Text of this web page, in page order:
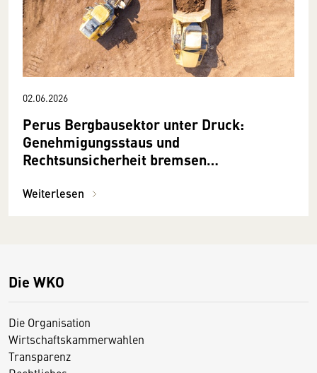
02.06.2026
Perus Bergbausektor unter Druck:
Genehmigungsstaus und
Rechtsunsicherheit bremsen
Weiterlesen
Die WKO
Die Organisation
Wirtschaftskammerwahlen
Transparenz